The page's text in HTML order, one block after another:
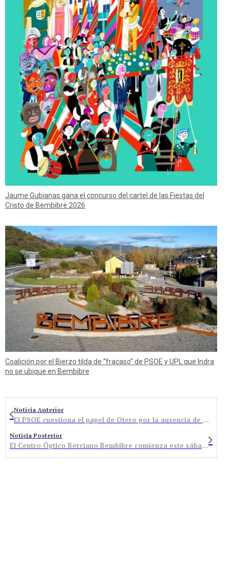
Jaume Gubianas gana el concurso del cartel de las Fiestas del
Cristo de Bembibre 2026
Coalición por el Bierzo tilda de “fracaso” de PSOE y UPL que Indra
no se ubique en Bembibre
Noticia Anterior
El PSOE cuestiona el papel de Otero por la ausencia de partidas de la Junta
Noticia Posterior
El Centro Óptico Berciano Bembibre comienza este sábado la liga